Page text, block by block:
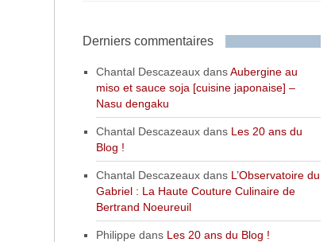
Derniers commentaires
Chantal DescazeauxdansAubergine au
miso et sauce soja [cuisine japonaise] –
Nasu dengaku
Chantal Descazeauxdans Les 20 ans du
Blog !
Chantal Descazeauxdans L’Observatoire du
Gabriel : La Haute Couture Culinaire de
Bertrand Noeureuil
Philippe dans Les 20 ans du Blog !